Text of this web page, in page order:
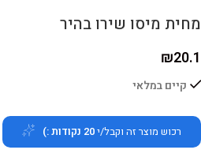
מחית מיסו שירו בהיר
₪20.1
קיים במלאי
רכוש מוצר זה וקבל/י20 נקודות :)